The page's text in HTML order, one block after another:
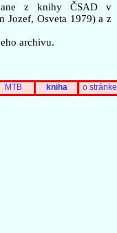
z knihy ČSAD v
Jozef, Osveta 1979) a z
archivu.
MTB kniha o stránke